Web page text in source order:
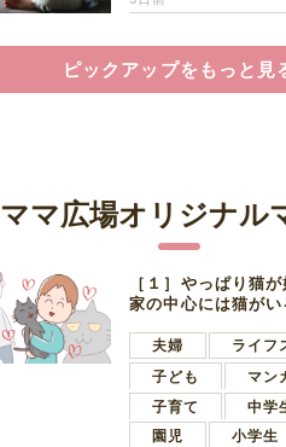
ピックアップをもっと見
ママ広場オリジナル
［１］やっぱり猫
家の中心には猫がい
夫婦
ライフ
子ども
マン
子育て
中学
園児
小学生